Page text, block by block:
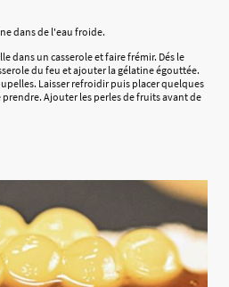
dans de l'eau froide.
dans un casserole et faire frémir. Dés le
du feu et ajouter la gélatine égouttée.
Laisser refroidir puis placer quelques
Ajouter les perles de fruits avant de